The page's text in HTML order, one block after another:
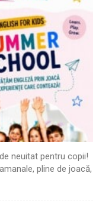
neuitat pentru copii!
pline de joacă,